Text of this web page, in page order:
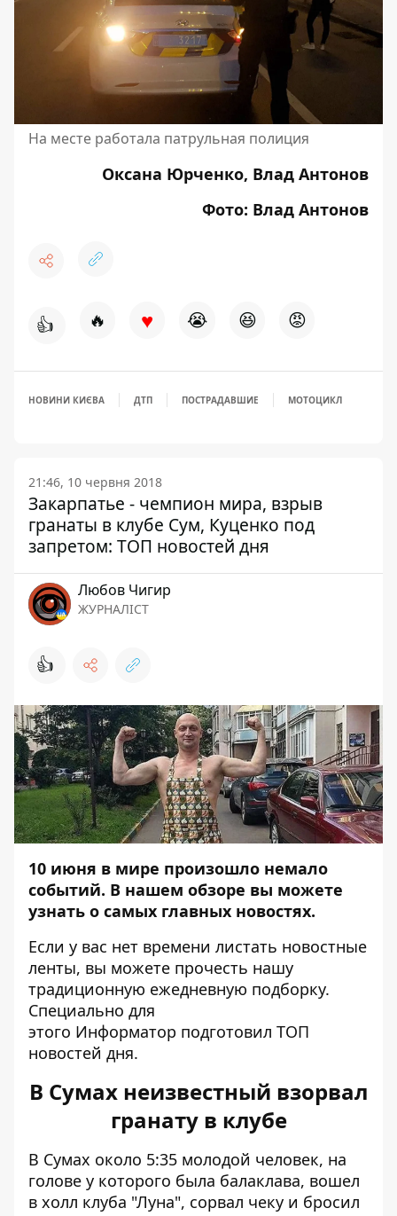
На месте работала патрульная полиция
Оксана Юрченко, Влад Антонов
Фото: Влад Антонов
👍 🔥 ♥ 😭 😆 😡
НОВИНИ КИЄВА ДТП ПОСТРАДАВШИЕ МОТОЦИКЛ
21:46, 10 червня 2018
Закарпатье - чемпион мира, взрыв
гранаты в клубе Сум, Куценко под
запретом: ТОП новостей дня
Любов Чигир
ЖУРНАЛІСТ
👍
10 июня в мире произошло немало
событий. В нашем обзоре вы можете
узнать о самых главных новостях.
Если у вас нет времени листать новостные
ленты, вы можете прочесть нашу
традиционную ежедневную подборку.
Специально для
этого Информатор подготовил ТОП
новостей дня.
В Сумах неизвестный взорвал
гранату в клубе
В Сумах около 5:35 молодой человек, на
голове у которого была балаклава, вошел
в холл клуба "Луна", сорвал чеку и бросил